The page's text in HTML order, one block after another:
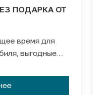
ПОДАРКА ОТ
время для
выгодные